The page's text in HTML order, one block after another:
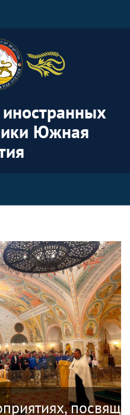
Южная
посвященных